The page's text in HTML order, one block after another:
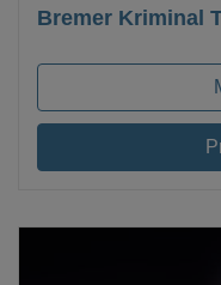
Bremer Kriminal